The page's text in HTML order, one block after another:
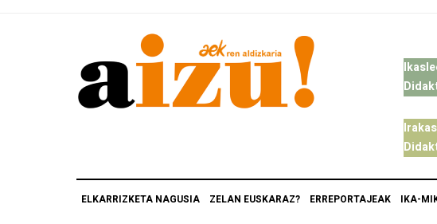
ELKARRIZKETA NAGUSIA ZELAN EUSKARAZ? ERREPORTAJEAK IKA-